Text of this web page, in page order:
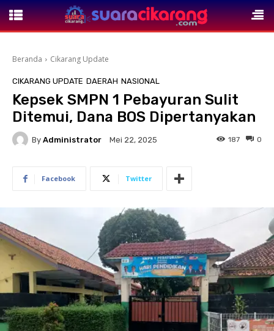
Beranda Cikarang Update
CIKARANG UPDATE DAERAH NASIONAL
Kepsek SMPN 1 Pebayuran Sulit
Ditemui, Dana BOS Dipertanyakan
By Administrator Mei 22, 2025 0
187
Facebook Twitter